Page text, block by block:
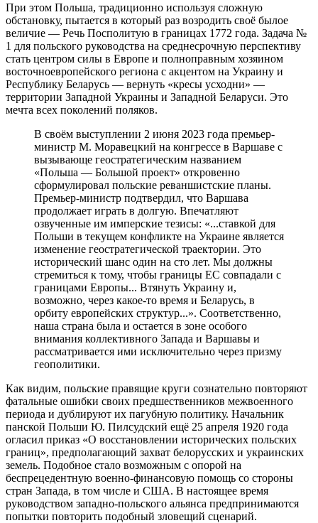
При этом Польша, традиционно используя сложную
обстановку, пытается в который раз возродить своё былое
величие — Речь Посполитую в границах 1772 года. Задача №
1 для польского руководства на среднесрочную перспективу
стать центром силы в Европе и полноправным хозяином
восточноевропейского региона с акцентом на Украину и
Республику Беларусь — вернуть «кресы усходни» —
территории Западной Украины и Западной Беларуси. Это
мечта всех поколений поляков.
В своём выступлении 2 июня 2023 года премьер-
министр М. Моравецкий на конгрессе в Варшаве с
вызывающе геостратегическим названием
«Польша — Большой проект» откровенно
сформулировал польские реваншистские планы.
Премьер-министр подтвердил, что Варшава
продолжает играть в долгую. Впечатляют
озвученные им имперские тезисы: «...ставкой для
Польши в текущем конфликте на Украине является
изменение геостратегической траектории. Это
исторический шанс один на сто лет. Мы должны
стремиться к тому, чтобы границы ЕС совпадали с
границами Европы... Втянуть Украину и,
возможно, через какое-то время и Беларусь, в
орбиту европейских структур...». Соответственно,
наша страна была и остается в зоне особого
внимания коллективного Запада и Варшавы и
рассматривается ими исключительно через призму
геополитики.
Как видим, польские правящие круги сознательно повторяют
фатальные ошибки своих предшественников межвоенного
периода и дублируют их пагубную политику. Начальник
панской Польши Ю. Пилсудский ещё 25 апреля 1920 года
огласил приказ «О восстановлении исторических польских
границ», предполагающий захват белорусских и украинских
земель. Подобное стало возможным с опорой на
беспрецедентную военно-финансовую помощь со стороны
стран Запада, в том числе и США. В настоящее время
руководством западно-польского альянса предпринимаются
попытки повторить подобный зловещий сценарий.